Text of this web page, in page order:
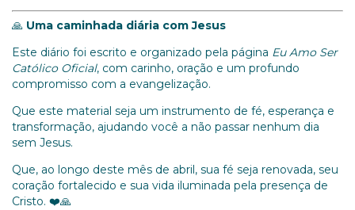
🙏 Uma caminhada diária com Jesus
Este diário foi escrito e organizado pela página Eu Amo Ser
Católico Oficial, com carinho, oração e um profundo
compromisso com a evangelização.
Que este material seja um instrumento de fé, esperança e
transformação, ajudando você a não passar nenhum dia
sem Jesus.
Que, ao longo deste mês de abril, sua fé seja renovada, seu
coração fortalecido e sua vida iluminada pela presença de
Cristo. ❤️🙏